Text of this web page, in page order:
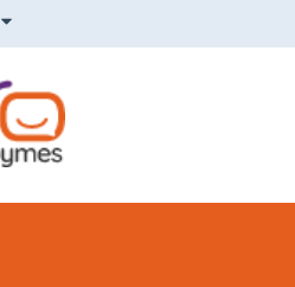
Traducciones de Mostrar